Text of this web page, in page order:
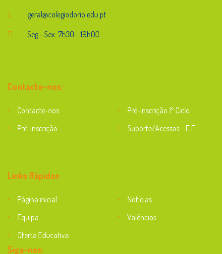
geral@colegiodorio.edu.pt
Seg - Sex: 7h30 - 19h00
Contacte-nos:
Contacte-nos
Pré-inscrição 1º Ciclo
Pré-inscrição
Suporte/Acessos – E.E.
Links Rápidos
Página inicial
Notícias
Equipa
Valências
Oferta Educativa
Siga-nos: